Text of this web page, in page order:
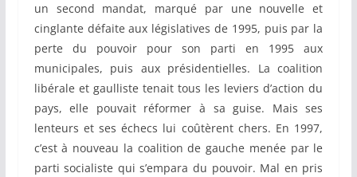
un second mandat, marqué par une nouvelle et
cinglante défaite aux législatives de 1995, puis par la
perte du pouvoir pour son parti en 1995 aux
municipales, puis aux présidentielles. La coalition
libérale et gaulliste tenait tous les leviers d’action du
pays, elle pouvait réformer à sa guise. Mais ses
lenteurs et ses échecs lui coûtèrent chers. En 1997,
c’est à nouveau la coalition de gauche menée par le
parti socialiste qui s’empara du pouvoir. Mal en pris